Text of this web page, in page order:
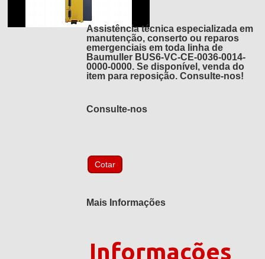
Assistência técnica especializada em
manutenção, conserto ou reparos
emergenciais em toda linha de
Baumuller BUS6-VC-CE-0036-0014-
0000-0000. Se disponível, venda do
item para reposição. Consulte-nos!
Consulte-nos
Mais Informações
Informações